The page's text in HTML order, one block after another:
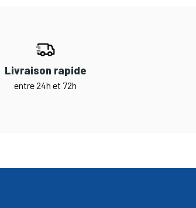
Livraison rapide
entre 24h et 72h